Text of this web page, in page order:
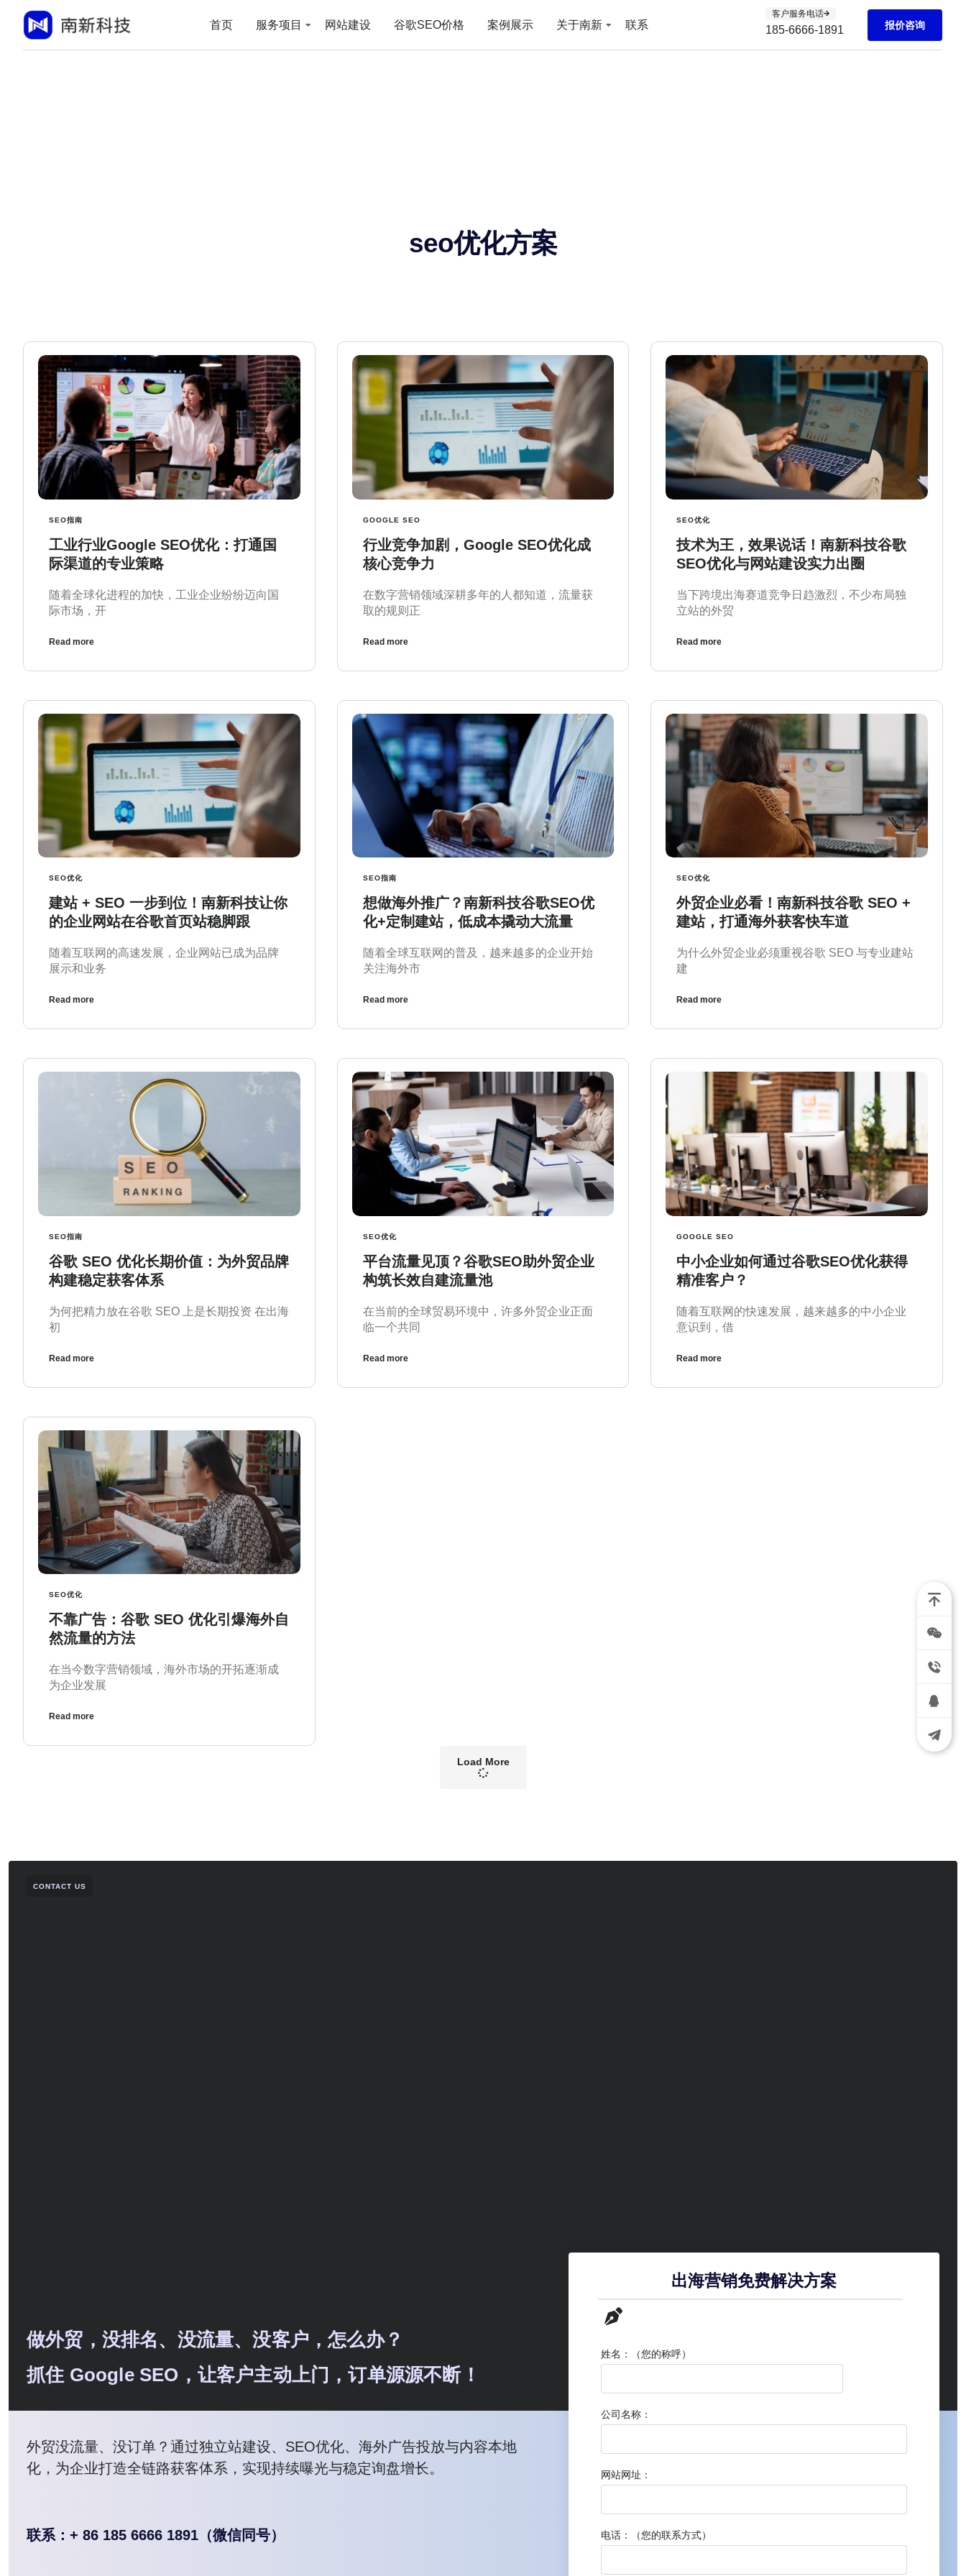
首页 服务项目 网站建设 谷歌SEO价格 案例展示 关于南新 联系
客户服务电话
185-6666-1891 报价咨询
seo优化方案
SEO指南
工业行业Google SEO优化：打通国
际渠道的专业策略
随着全球化进程的加快，工业企业纷纷迈向国
际市场，开
Read more
GOOGLE SEO
行业竞争加剧，Google SEO优化成
核心竞争力
在数字营销领域深耕多年的人都知道，流量获
取的规则正
Read more
SEO优化
技术为王，效果说话！南新科技谷歌
SEO优化与网站建设实力出圈
当下跨境出海赛道竞争日趋激烈，不少布局独
立站的外贸
Read more
SEO优化
建站 + SEO 一步到位！南新科技让你
的企业网站在谷歌首页站稳脚跟
随着互联网的高速发展，企业网站已成为品牌
展示和业务
Read more
SEO指南
想做海外推广？南新科技谷歌SEO优
化+定制建站，低成本撬动大流量
随着全球互联网的普及，越来越多的企业开始
关注海外市
Read more
SEO优化
外贸企业必看！南新科技谷歌 SEO +
建站，打通海外获客快车道
为什么外贸企业必须重视谷歌 SEO 与专业建站
建
Read more
SEO指南
谷歌 SEO 优化长期价值：为外贸品牌
构建稳定获客体系
为何把精力放在谷歌 SEO 上是长期投资 在出海
初
Read more
SEO优化
平台流量见顶？谷歌SEO助外贸企业
构筑长效自建流量池
在当前的全球贸易环境中，许多外贸企业正面
临一个共同
Read more
GOOGLE SEO
中小企业如何通过谷歌SEO优化获得
精准客户？
随着互联网的快速发展，越来越多的中小企业
意识到，借
Read more
SEO优化
不靠广告：谷歌 SEO 优化引爆海外自
然流量的方法
在当今数字营销领域，海外市场的开拓逐渐成
为企业发展
Read more
Load More
CONTACT US
做外贸，没排名、没流量、没客户，怎么办？
抓住 Google SEO，让客户主动上门，订单源源不断！
外贸没流量、没订单？通过独立站建设、SEO优化、海外广告投放与内容本地
化，为企业打造全链路获客体系，实现持续曝光与稳定询盘增长。
联系：+ 86 185 6666 1891（微信同号）
出海营销免费解决方案
姓名：（您的称呼）
公司名称：
网站网址：
电话：（您的联系方式）